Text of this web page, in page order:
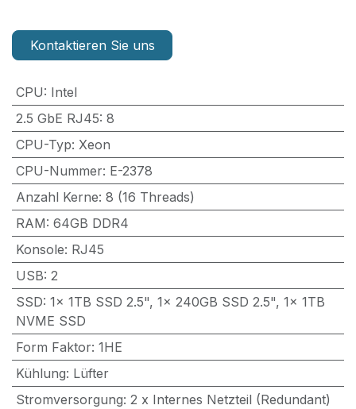
Kontaktieren Sie uns
CPU: Intel
2.5 GbE RJ45: 8
CPU-Typ: Xeon
CPU-Nummer: E-2378
Anzahl Kerne: 8 (16 Threads)
RAM: 64GB DDR4
Konsole: RJ45
USB: 2
SSD: 1x 1TB SSD 2.5", 1x 240GB SSD 2.5", 1x 1TB
NVME SSD
Form Faktor: 1HE
Kühlung: Lüfter
Stromversorgung: 2 x Internes Netzteil (Redundant)